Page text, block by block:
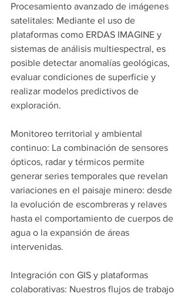
Procesamiento avanzado de imágenes
satelitales: Mediante el uso de
plataformas como ERDAS IMAGINE y
sistemas de análisis multiespectral, es
posible detectar anomalías geológicas,
evaluar condiciones de superficie y
realizar modelos predictivos de
exploración.
Monitoreo territorial y ambiental
continuo: La combinación de sensores
ópticos, radar y térmicos permite
generar series temporales que revelan
variaciones en el paisaje minero: desde
la evolución de escombreras y relaves
hasta el comportamiento de cuerpos de
agua o la expansión de áreas
intervenidas.
Integración con GIS y plataformas
colaborativas: Nuestros flujos de trabajo